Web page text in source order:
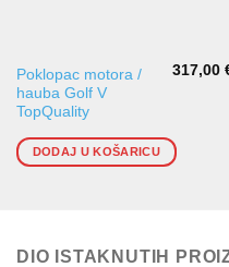
Poklopac motora /
hauba Golf V
TopQuality
317,00
DODAJ U KOŠARICU
DIO ISTAKNUTIH